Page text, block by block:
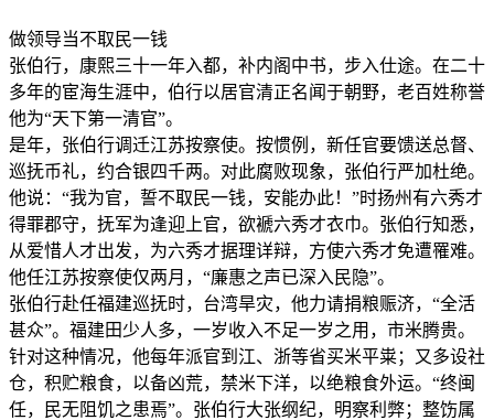
做领导当不取民一钱
张伯行，康熙三十一年入都，补内阁中书，步入仕途。在二十
多年的宦海生涯中，伯行以居官清正名闻于朝野，老百姓称誉
他为“天下第一清官”。
是年，张伯行调迁江苏按察使。按惯例，新任官要馈送总督、
巡抚币礼，约合银四千两。对此腐败现象，张伯行严加杜绝。
他说：“我为官，誓不取民一钱，安能办此！”时扬州有六秀才
得罪郡守，抚军为逢迎上官，欲褫六秀才衣巾。张伯行知悉，
从爱惜人才出发，为六秀才据理详辩，方使六秀才免遭罹难。
他任江苏按察使仅两月，“廉惠之声已深入民隐”。
张伯行赴任福建巡抚时，台湾旱灾，他力请捐粮赈济，“全活
甚众”。福建田少人多，一岁收入不足一岁之用，市米腾贵。
针对这种情况，他每年派官到江、浙等省买米平粜；又多设社
仓，积贮粮食，以备凶荒，禁米下洋，以绝粮食外运。“终闽
任，民无阻饥之患焉”。张伯行大张纲纪，明察利弊；整饬属